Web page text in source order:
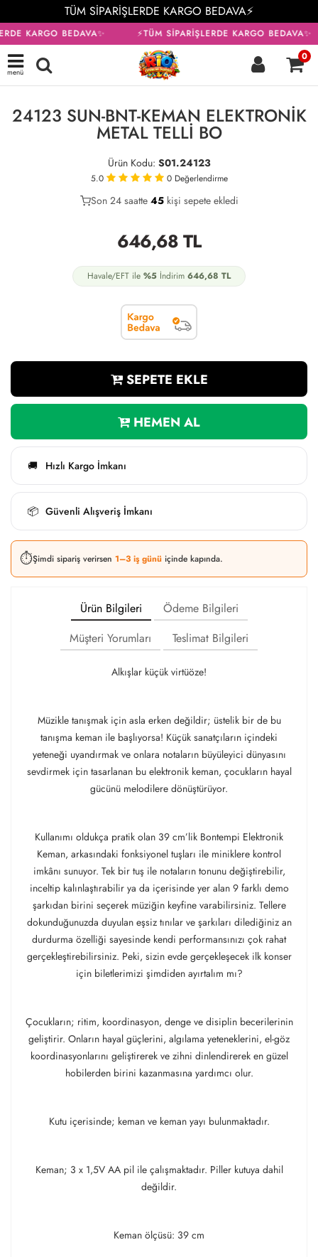
TÜM SİPARİŞLERDE KARGO BEDAVA⚡
KARGO BEDAVA✨ ⚡TÜM SİPARİŞLERDE KARGO BEDAVA✨
menü
0
24123 SUN-BNT-KEMAN ELEKTRONİK
METAL TELLİ BO
Ürün Kodu: S01.24123
5.0 0 Değerlendirme
23
Son 24 saatte 45 kişi sepete ekledi
14
646,68TL
Havale/EFT ile %5 İndirim 646,68 TL
SEPETE EKLE
HEMEN AL
🚚 Hızlı Kargo İmkanı
📦 Güvenli Alışveriş İmkanı
⏱️Şimdi sipariş verirsen 1–3 iş günü içinde kapında.
Ürün Bilgileri
Ödeme Bilgileri
Müşteri Yorumları
Teslimat Bilgileri
Alkışlar küçük virtüöze!
Müzikle tanışmak için asla erken değildir; üstelik bir de bu
tanışma keman ile başlıyorsa! Küçük sanatçıların içindeki
yeteneği uyandırmak ve onlara notaların büyüleyici dünyasını
sevdirmek için tasarlanan bu elektronik keman, çocukların hayal
gücünü melodilere dönüştürüyor.
Kullanımı oldukça pratik olan 39 cm’lik Bontempi Elektronik
Keman, arkasındaki fonksiyonel tuşları ile miniklere kontrol
imkânı sunuyor. Tek bir tuş ile notaların tonunu değiştirebilir,
inceltip kalınlaştırabilir ya da içerisinde yer alan 9 farklı demo
şarkıdan birini seçerek müziğin keyfine varabilirsiniz. Tellere
dokunduğunuzda duyulan eşsiz tınılar ve şarkıları dilediğiniz an
durdurma özelliği sayesinde kendi performansınızı çok rahat
gerçekleştirebilirsiniz. Peki, sizin evde gerçekleşecek ilk konser
için biletlerimizi şimdiden ayırtalım mı?
Çocukların; ritim, koordinasyon, denge ve disiplin becerilerinin
geliştirir. Onların hayal güçlerini, algılama yeteneklerini, el-göz
koordinasyonlarını geliştirerek ve zihni dinlendirerek en güzel
hobilerden birini kazanmasına yardımcı olur.
Kutu içerisinde; keman ve keman yayı bulunmaktadır.
Keman; 3 x 1,5V AA pil ile çalışmaktadır. Piller kutuya dahil
değildir.
Keman ölçüsü: 39 cm